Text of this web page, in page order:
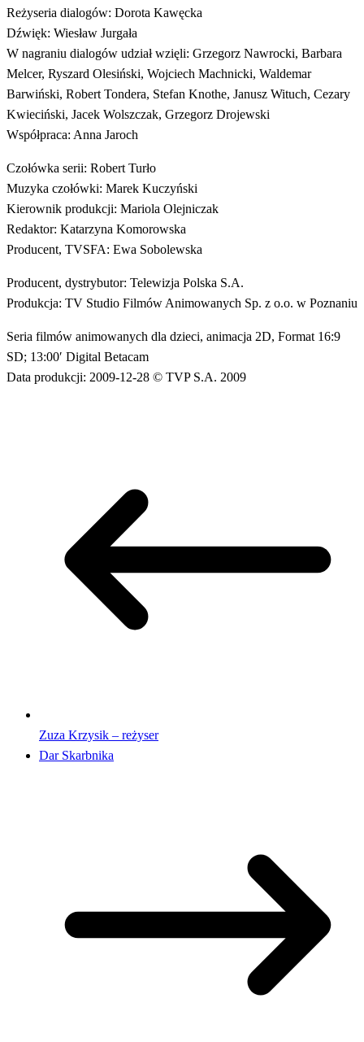
Reżyseria dialogów: Dorota Kawęcka
Dźwięk: Wiesław Jurgała
W nagraniu dialogów udział wzięli: Grzegorz Nawrocki, Barbara
Melcer, Ryszard Olesiński, Wojciech Machnicki, Waldemar
Barwiński, Robert Tondera, Stefan Knothe, Janusz Wituch, Cezary
Kwieciński, Jacek Wolszczak, Grzegorz Drojewski
Współpraca: Anna Jaroch
Czołówka serii: Robert Turło
Muzyka czołówki: Marek Kuczyński
Kierownik produkcji: Mariola Olejniczak
Redaktor: Katarzyna Komorowska
Producent, TVSFA: Ewa Sobolewska
Producent, dystrybutor: Telewizja Polska S.A.
Produkcja: TV Studio Filmów Animowanych Sp. z o.o. w Poznaniu
Seria filmów animowanych dla dzieci, animacja 2D, Format 16:9
SD; 13:00′ Digital Betacam
Data produkcji: 2009-12-28 © TVP S.A. 2009
Zuza Krzysik – reżyser
Dar Skarbnika